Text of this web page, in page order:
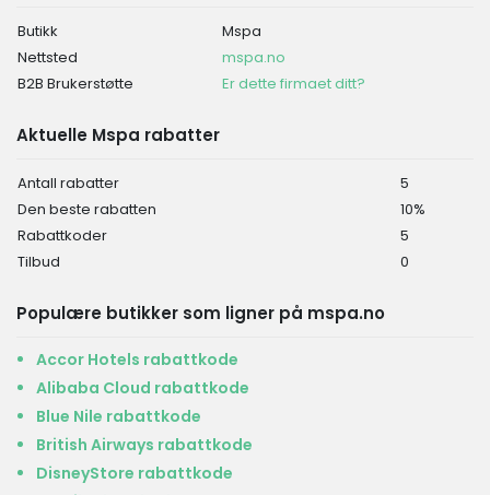
Butikk
Mspa
Nettsted
mspa.no
B2B Brukerstøtte
Er dette firmaet ditt?
Aktuelle Mspa rabatter
Antall rabatter
5
Den beste rabatten
10%
Rabattkoder
5
Tilbud
0
Populære butikker som ligner på mspa.no
Accor Hotels rabattkode
Alibaba Cloud rabattkode
Blue Nile rabattkode
British Airways rabattkode
DisneyStore rabattkode